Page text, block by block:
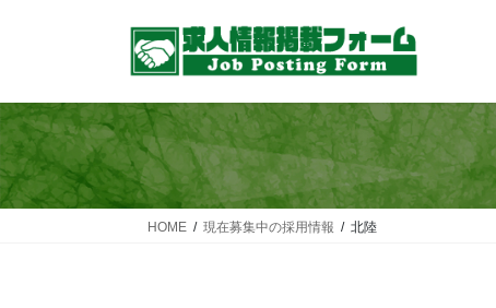
ツ
へ
ス
キ
シ
ョ
ン
に
HOME 現在募集中の採用情報 北陸